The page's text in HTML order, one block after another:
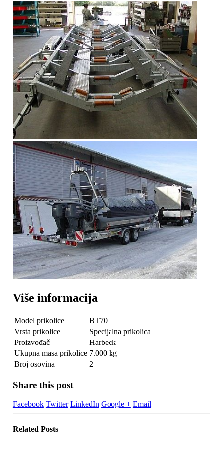
Više informacija
Model prikolice
BT70
Vrsta prikolice
Specijalna prikolica
Proizvođač
Harbeck
Ukupna masa prikolice 7.000 kg
Broj osovina
2
Share this post
Facebook Twitter LinkedIn Google + Email
Related Posts